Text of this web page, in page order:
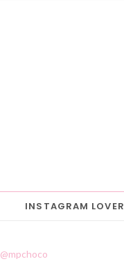
INSTAGRAM LOVER
@mpchoco